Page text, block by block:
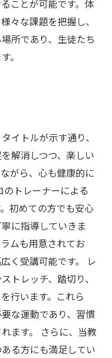
ことが可能です。体
々な課題を把握し、
所であり、生徒たち
。
イトルが示す通り、
解消しつつ、楽しい
がら、心も健康的に
トレーナーによる
初めての方でも安心
に指導していきま
ムも用意されてお
く受講可能です。 レ
トレッチ、踏切り、
行います。これら
な運動であり、習慣
ます。 さらに、当教
る方にも満足してい